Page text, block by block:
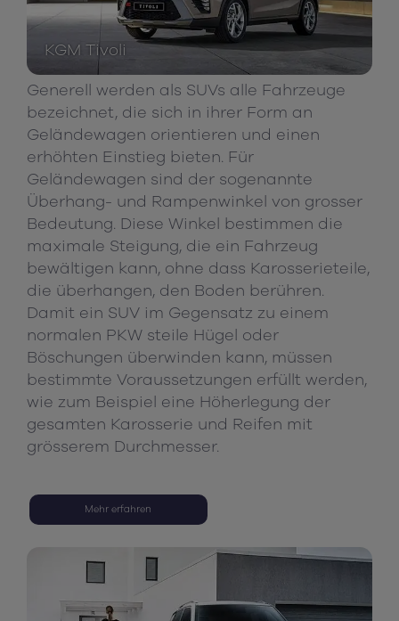
KGM Tivoli
Generell werden als SUVs alle Fahrzeuge
bezeichnet, die sich in ihrer Form an
Geländewagen orientieren und einen
erhöhten Einstieg bieten. Für
Geländewagen sind der sogenannte
Überhang- und Rampenwinkel von grosser
Bedeutung. Diese Winkel bestimmen die
maximale Steigung, die ein Fahrzeug
bewältigen kann, ohne dass Karosserieteile,
die überhangen, den Boden berühren.
Damit ein SUV im Gegensatz zu einem
normalen PKW steile Hügel oder
Böschungen überwinden kann, müssen
bestimmte Voraussetzungen erfüllt werden,
wie zum Beispiel eine Höherlegung der
gesamten Karosserie und Reifen mit
grösserem Durchmesser.
Mehr erfahren